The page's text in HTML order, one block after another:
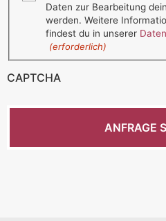
Daten zur Bearbeitung
werden. Weitere
findest du in unserer
(erforderlich)
CAPTCHA
ANFRAGE